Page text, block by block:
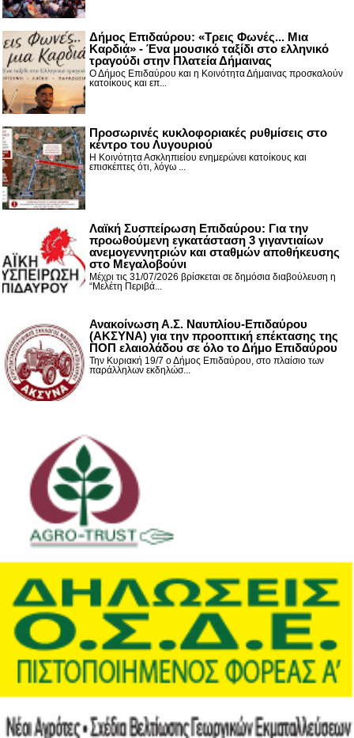
Δήμος Επιδαύρου: «Τρεις Φωνές... Μια
Καρδιά» - Ένα μουσικό ταξίδι στο ελληνικό
τραγούδι στην Πλατεία Δήμαινας
Ο Δήμος Επιδαύρου και η Κοινότητα Δήμαινας προσκαλούν
κατοίκους και επ...
Προσωρινές κυκλοφοριακές ρυθμίσεις στο
κέντρο του Λυγουριού
Η Κοινότητα Ασκληπιείου ενημερώνει κατοίκους και
επισκέπτες ότι, λόγω ...
Λαϊκή Συσπείρωση Επιδαύρου: Για την
προωθούμενη εγκατάσταση 3 γιγαντιαίων
ανεμογεννητριών και σταθμών αποθήκευσης
στο Μεγαλοβούνι
Μέχρι τις 31/07/2026 βρίσκεται σε δημόσια διαβούλευση η
“Μελέτη Περιβά...
Ανακοίνωση Α.Σ. Ναυπλίου-Επιδαύρου
(ΑΚΣΥΝΑ) για την προοπτική επέκτασης της
ΠΟΠ ελαιολάδου σε όλο το Δήμο Επιδαύρου
Την Κυριακή 19/7 ο Δήμος Επιδαύρου, στο πλαίσιο των
παράλληλων εκδηλώσ...